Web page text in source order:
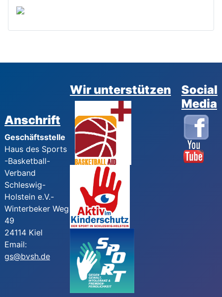
Anschrift
Geschäftsstelle
Haus des Sports
-Basketball-
Verband
Schleswig-
Holstein e.V.-
Winterbeker Weg
49
24114 Kiel
Email:
gs@bvsh.de
Wir unterstützen
Social
Media